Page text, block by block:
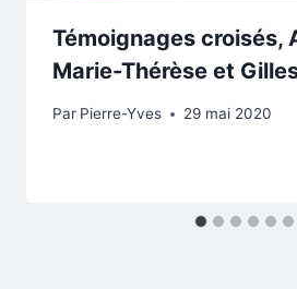
Témoignages croisés,
Marie-Thérèse et
Par Pierre-Yves 29 mai 2020